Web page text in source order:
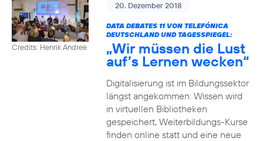
Credits: Henrik Andree
20. Dezember 2018
DATA DEBATES 11 VON TELEFÓNICA
DEUTSCHLAND UND TAGESSPIEGEL:
„Wir müssen die Lust
auf’s Lernen wecken“
Digitalisierung ist im Bildungssektor
längst angekommen: Wissen wird
in virtuellen Bibliotheken
gespeichert, Weiterbildungs-Kurse
finden online statt und eine neue